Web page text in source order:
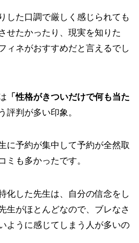
した口調で厳しく感じられても
せたかったり、現実を知りた
ィネがおすすめだと言えるでし
「性格がきついだけで何も当た
評判が多い印象。
に予約が集中して予約が全然取
ミも多かったです。
化した先生は、自分の信念をし
生がほとんどなので、ブレなさ
ように感じてしまう人が多いの